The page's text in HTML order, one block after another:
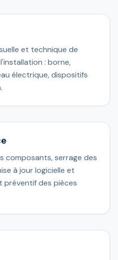
et technique de
: borne,
électrique, dispositifs
composants, serrage des
à jour logicielle et
préventif des pièces